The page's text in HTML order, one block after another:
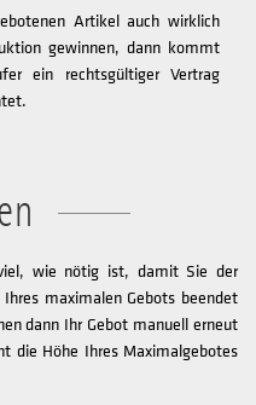
Artikel auch wirklich
gewinnen, dann kommt
ein rechtsgültiger Vertrag
wie nötig ist, damit Sie der
maximalen Gebots beendet
dann Ihr Gebot manuell erneut
die Höhe Ihres Maximalgebotes